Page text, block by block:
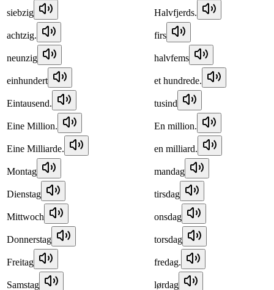
siebzig Halvfjerds.
achtzig. firs
neunzig halvfems
einhundert et hundrede.
Eintausend. tusind
Eine Million. En million.
Eine Milliarde. en milliard.
Montag mandag
Dienstag tirsdag
Mittwoch onsdag
Donnerstag torsdag
Freitag fredag.
Samstag lørdag